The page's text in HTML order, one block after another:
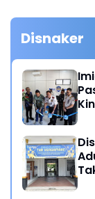
Disnaker